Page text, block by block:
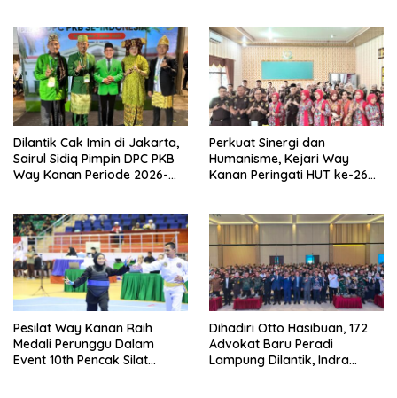
Dilantik Cak Imin di Jakarta,
Sairul Sidiq Pimpin DPC PKB
Way Kanan Periode 2026-
Perkuat Sinergi dan
Humanisme, Kejari Way
Kanan Peringati HUT ke-26
Pesilat Way Kanan Raih
Medali Perunggu Dalam
Event 10th Pencak Silat
Dihadiri Otto Hasibuan, 172
Advokat Baru Peradi
Lampung Dilantik, Indra